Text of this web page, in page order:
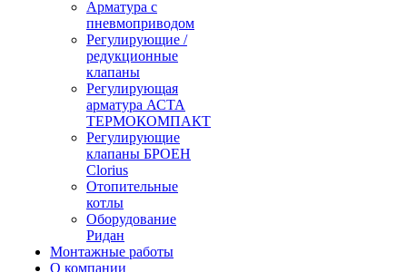
Арматура с
пневмоприводом
Регулирующие /
редукционные
клапаны
Регулирующая
арматура АСТА
ТЕРМОКОМПАКТ
Регулирующие
клапаны БРОЕН
Clorius
Отопительные
котлы
Оборудование
Ридан
Монтажные работы
О компании